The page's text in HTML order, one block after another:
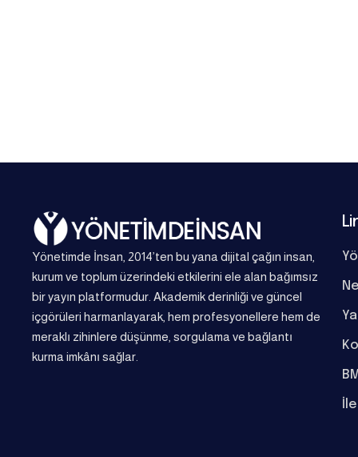
Yönetimde İnsan, 2014’ten bu yana dijital çağın insan,
kurum ve toplum üzerindeki etkilerini ele alan bağımsız
bir yayın platformudur. Akademik derinliği ve güncel
içgörüleri harmanlayarak, hem profesyonellere hem de
meraklı zihinlere düşünme, sorgulama ve bağlantı
kurma imkânı sağlar.